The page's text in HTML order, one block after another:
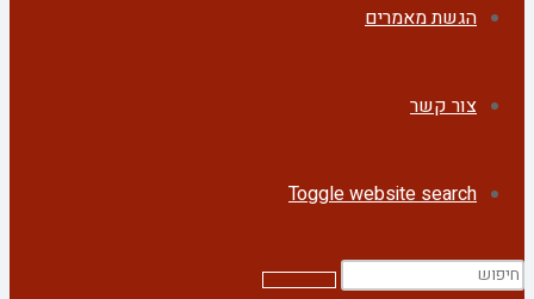
הגשת מאמרים
צור קשר
Toggle website search